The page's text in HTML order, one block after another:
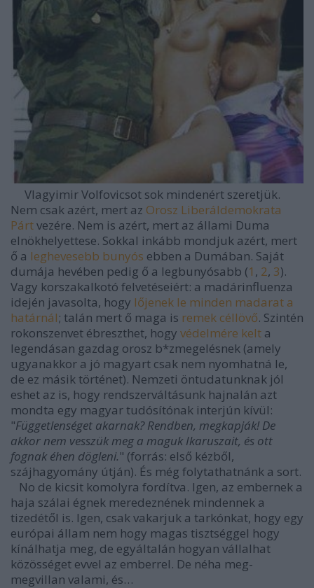
Vlagyimir Volfovicsot sok mindenért szeretjük.
Nem csak azért, mert az Orosz Liberáldemokrata
Pártvezére. Nem is azért, mert az állami Duma
elnökhelyettese. Sokkal inkább mondjuk azért, mert
ő a leghevesebb bunyós ebben a Dumában. Saját
dumája hevében pedig ő a legbunyósabb (1 , 2, 3).
Vagy korszakalkotó felvetéseiért: a madárinfluenza
idején javasolta, hogy lőjenek le minden madarat a
határnál; talán mert ő maga is remek céllövő. Szintén
rokonszenvet ébreszthet, hogy védelmére kelt a
legendásan gazdag orosz b*zmegelésnek (amely
ugyanakkor a jó magyart csak nem nyomhatná le,
de ez másik történet). Nemzeti öntudatunknak jól
eshet az is, hogy rendszerváltásunk hajnalán azt
mondta egy magyar tudósítónak interjún kívül:
"Függetlenséget akarnak? Rendben, megkapják! De
akkor nem vesszük meg a maguk Ikaruszait, és ott
fognak éhen dögleni." (forrás: első kézből,
szájhagyomány útján). És még folytathatnánk a sort.
No de kicsit komolyra fordítva. Igen, az embernek a
haja szálai égnek meredeznének mindennek a
tizedétől is. Igen, csak vakarjuk a tarkónkat, hogy egy
európai állam nem hogy magas tisztséggel hogy
kínálhatja meg, de egyáltalán hogyan vállalhat
közösséget evvel az emberrel. De néha meg-
megvillan valami, és…